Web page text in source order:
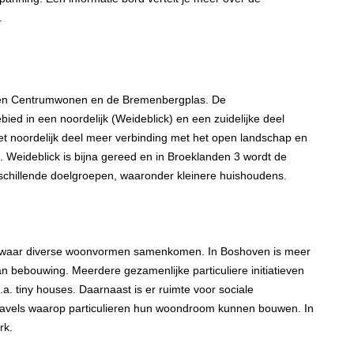
Centrumwonen en de Bremenbergplas. De
in een noordelijk (Weideblick) en een zuidelijke deel
noordelijk deel meer verbinding met het open landschap en
is bijna gereed en in Broeklanden 3 wordt de
doelgroepen, waaronder kleinere huishoudens.
diverse woonvormen samenkomen. In Boshoven is meer
bebouwing. Meerdere gezamenlijke particuliere initiatieven
tiny houses. Daarnaast is er ruimte voor sociale
waarop particulieren hun woondroom kunnen bouwen. In